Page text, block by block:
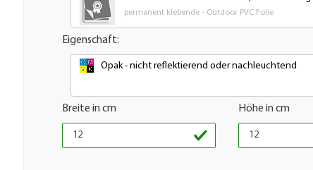
permanent klebende - Outdoor PVC Folie
Eigenschaft:
Opak - nicht reflektierend oder nachleuchtend
Breite in cm Höhe in cm